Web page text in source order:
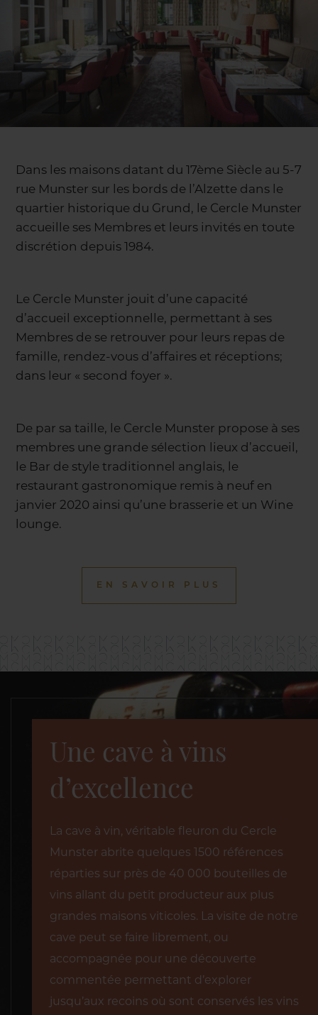
Dans les maisons datant du 17ème Siècle au 5-7
rue Munster sur les bords de l’Alzette dans le
quartier historique du Grund, le Cercle Munster
accueille ses Membres et leurs invités en toute
discrétion depuis 1984.
Le Cercle Munster jouit d’une capacité
d’accueil exceptionnelle, permettant à ses
Membres de se retrouver pour leurs repas de
famille, rendez-vous d’affaires et réceptions;
dans leur « second foyer ».
De par sa taille, le Cercle Munster propose à ses
membres une grande sélection lieux d’accueil,
le Bar de style traditionnel anglais, le
restaurant gastronomique remis à neuf en
janvier 2020 ainsi qu’une brasserie et un Wine
lounge.
EN SAVOIR PLUS
Une cave à vins
d’excellence
La cave à vin, véritable fleuron du Cercle
Munster abrite quelques 1500 références
réparties sur près de 40 000 bouteilles de
vins allant du petit producteur aux plus
grandes maisons viticoles. La visite de notre
cave peut se faire librement, ou
accompagnée pour une découverte
commentée permettant d’explorer
jusqu’aux recoins où sont conservés les vins